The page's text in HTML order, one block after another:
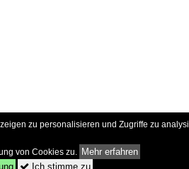
zu personalisieren und Zugriffe zu
von Cookies zu. Mehr erfahren
 Ich stimme zu